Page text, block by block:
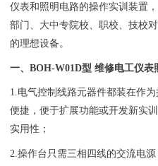
仪表和照明电路的操作实训装置
部门、大中专院校、职校、技校
的理想设备。
一、BOH-W01D型 维修电工仪表
1.电气控制线路元器件都装在作
便捷，便于扩展功能或开发新实
实用性；
2.操作台只需三相四线的交流电源